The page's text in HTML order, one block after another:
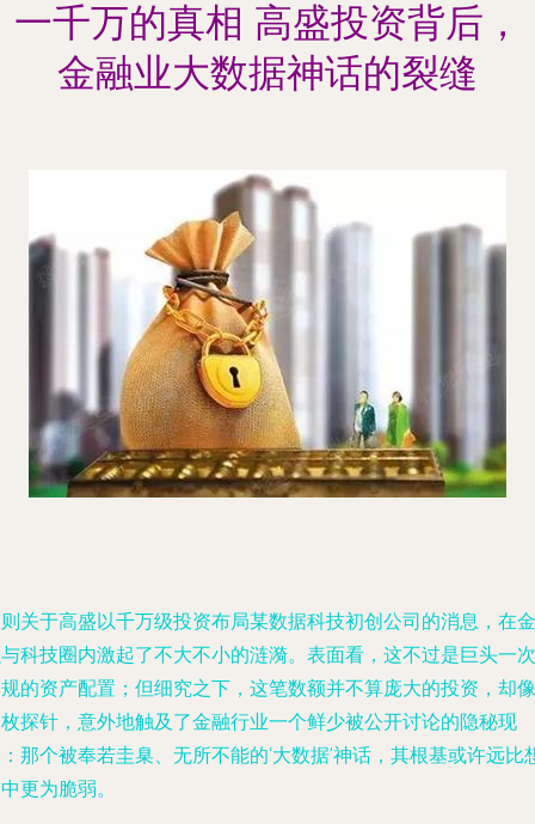
一千万的真相 高盛投资背后，
金融业大数据神话的裂缝
关于高盛以千万级投资布局某数据科技初创公司的消息，在金
科技圈内激起了不大不小的涟漪。表面看，这不过是巨头一次
的资产配置；但细究之下，这笔数额并不算庞大的投资，却像
探针，意外地触及了金融行业一个鲜少被公开讨论的隐秘现
那个被奉若圭臬、无所不能的‘大数据’神话，其根基或许远比
更为脆弱。